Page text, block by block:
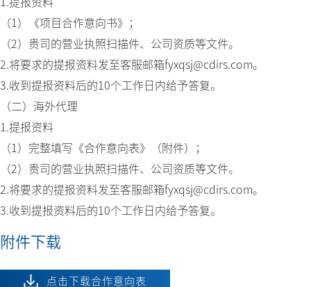
（1）《项目合作意向书》；
（2）贵司的营业执照扫描件、公司资质等文件。
2.将要求的提报资料发至客服邮箱fyxqsj@cdirs.com。
3.收到提报资料后的10个工作日内给予答复。
（二）海外代理
1.提报资料
（1）完整填写《合作意向表》（附件）；
（2）贵司的营业执照扫描件、公司资质等文件。
2.将要求的提报资料发至客服邮箱fyxqsj@cdirs.com。
3.收到提报资料后的10个工作日内给予答复。
附件下载
点击下载合作意向表